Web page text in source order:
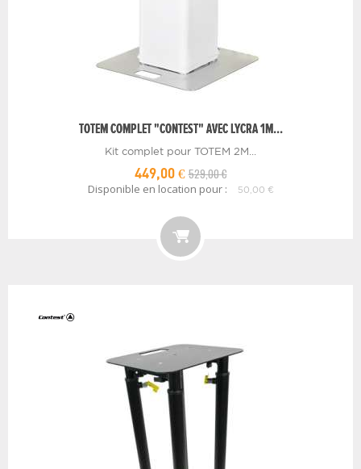
TOTEM COMPLET "CONTEST" AVEC LYCRA 1M...
Kit complet pour TOTEM 2M...
449,00 €529,00 €
Disponible en location pour : 50,00 €